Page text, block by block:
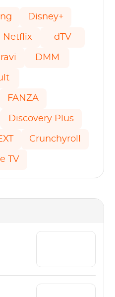
Disney+
Netflix dTV
DMM
FANZA
Discovery Plus
Crunchyroll
TV